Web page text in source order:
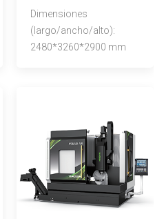
Dimensiones
(largo/ancho/alto):
2480*3260*2900 mm